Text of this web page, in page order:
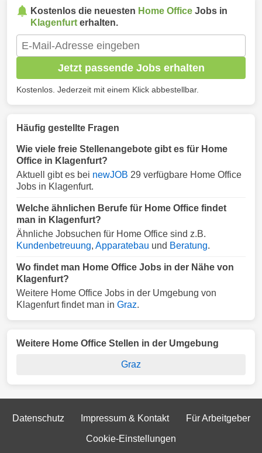
Kostenlos die neuesten Home Office Jobs in
Klagenfurt erhalten.
Jetzt passende Jobs erhalten
Kostenlos. Jederzeit mit einem Klick abbestellbar.
Häufig gestellte Fragen
Wie viele freie Stellenangebote gibt es für Home
Office in Klagenfurt?
Aktuell gibt es bei newJOB 29 verfügbare Home Office
Jobs in Klagenfurt.
Welche ähnlichen Berufe für Home Office findet
man in Klagenfurt?
Ähnliche Jobsuchen für Home Office sind z.B.
Kundenbetreuung, Apparatebau und Beratung.
Wo findet man Home Office Jobs in der Nähe von
Klagenfurt?
Weitere Home Office Jobs in der Umgebung von
Klagenfurt findet man in Graz.
Weitere Home Office Stellen in der Umgebung
Graz
Datenschutz Impressum & Kontakt Für Arbeitgeber
Cookie-Einstellungen